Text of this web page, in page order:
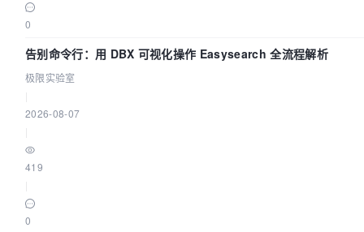
0
告别命令行：用 DBX 可视化操作 Easysearch 全流程解析
极限实验室
2026-08-07
419
0